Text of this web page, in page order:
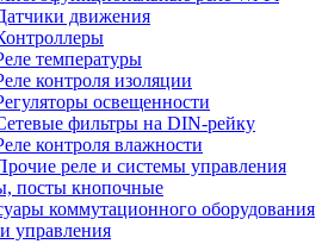
движения
температуры
контроля изоляции
освещенности
фильтры на DIN-рейку
контроля влажности
реле и системы управления
посты кнопочные
коммутационного оборудования
управления